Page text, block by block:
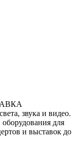
звука и видео.
для
и выставок до